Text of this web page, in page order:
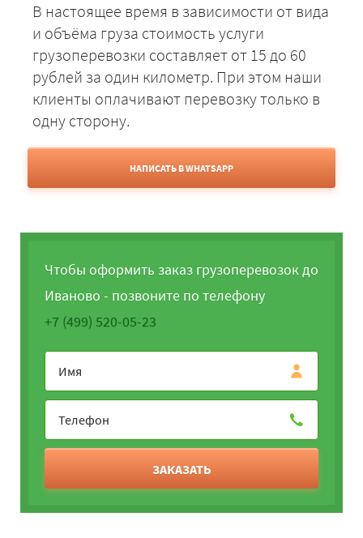
В настоящее время в зависимости от вида
и объёма груза стоимость услуги
грузоперевозки составляет от 15 до 60
рублей за один километр. При этом наши
клиенты оплачивают перевозку только в
одну сторону.
НАПИСАТЬ В WHATSAPP
Чтобы оформить заказ грузоперевозок до
Иваново - позвоните по телефону
+7 (499) 520-05-23
ЗАКАЗАТЬ